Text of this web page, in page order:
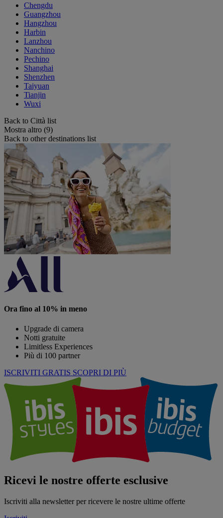
Chengdu
Guangzhou
Hangzhou
Harbin
Lanzhou
Nanchino
Pechino
Shanghai
Shenzhen
Taiyuan
Tianjin
Wuxi
Back to Città list
Mostra altro (9)
Back to other destinations list
Ora fino al 10% in meno
Upgrade di camera
Notti gratuite
Limitless Experiences
Più di 100 partner
ISCRIVITI GRATIS SCOPRI DI PIÙ
Ricevi le nostre offerte esclusive
Iscriviti alla newsletter per ricevere le nostre ultime offerte